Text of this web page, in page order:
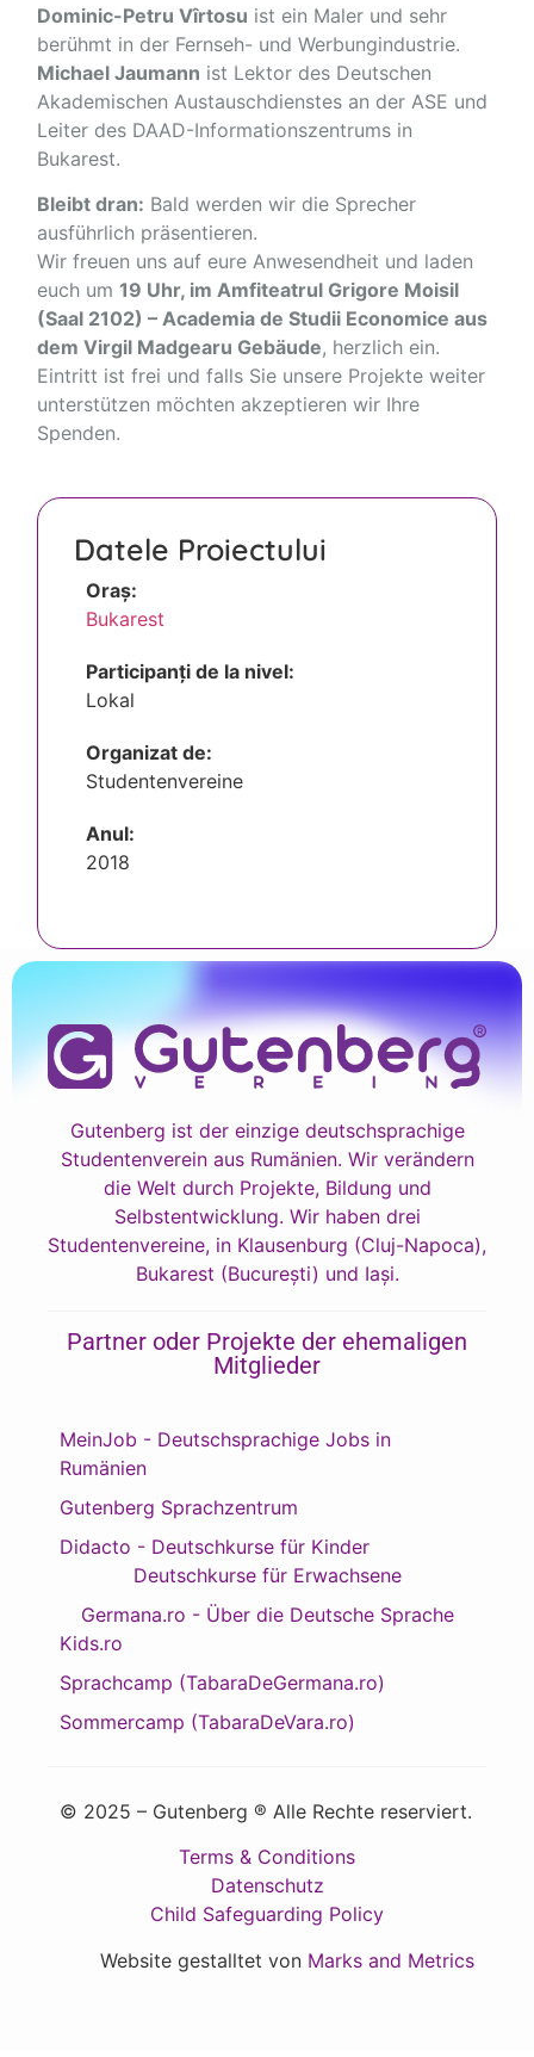
Dominic-Petru Vîrtosu ist ein Maler und sehr
berühmt in der Fernseh- und Werbungindustrie.
Michael Jaumann ist Lektor des Deutschen
Akademischen Austauschdienstes an der ASE und
Leiter des DAAD-Informationszentrums in
Bukarest.
Bleibt dran: Bald werden wir die Sprecher
ausführlich präsentieren.
Wir freuen uns auf eure Anwesendheit und laden
euch um19 Uhr, im Amfiteatrul Grigore Moisil
(Saal 2102) – Academia de Studii Economice aus
dem Virgil Madgearu Gebäude, herzlich ein.
Eintritt ist frei und falls Sie unsere Projekte weiter
unterstützen möchten akzeptieren wir Ihre
Spenden.
Datele Proiectului
Oraș:
Bukarest
Participanți de la nivel:
Lokal
Organizat de:
Studentenvereine
Anul:
2018
Gutenberg ist der einzige deutschsprachige
Studentenverein aus Rumänien. Wir verändern
die Welt durch Projekte, Bildung und
Selbstentwicklung. Wir haben drei
Studentenvereine, in Klausenburg (Cluj-Napoca),
Bukarest (București) und Iași.
Partner oder Projekte der ehemaligen
Mitglieder
MeinJob - Deutschsprachige Jobs in
Rumänien
Gutenberg Sprachzentrum
Didacto - Deutschkurse für Kinder
Deutschkurse für Erwachsene
Germana.ro - Über die Deutsche Sprache
Kids.ro
Sprachcamp (TabaraDeGermana.ro)
Sommercamp (TabaraDeVara.ro)
© 2025 – Gutenberg ® Alle Rechte reserviert.
Terms & Conditions
Datenschutz
Child Safeguarding Policy
Website gestalltet von Marks and Metrics